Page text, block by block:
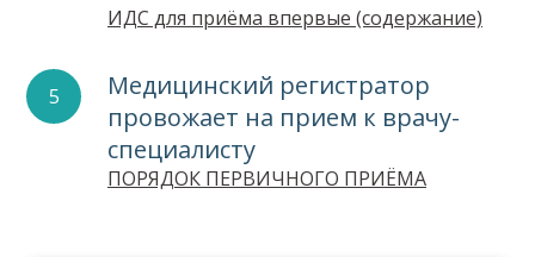
ИДС для приёма впервые (содержание)
Медицинский регистратор
провожает на прием к врачу-
специалисту
ПОРЯДОК ПЕРВИЧНОГО ПРИЁМА